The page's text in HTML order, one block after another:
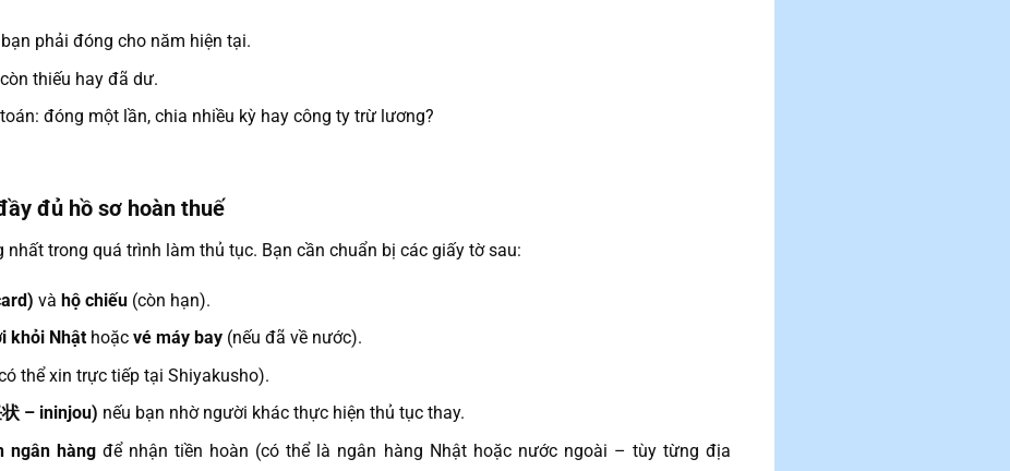
phải đóng cho năm hiện tại.
thiếu hay đã dư.
đóng một lần, chia nhiều kỳ hay công ty trừ lương?
đủ hồ sơ hoàn thuế
trong quá trình làm thủ tục. Bạn cần chuẩn bị các giấy tờ sau:
và hộ chiếu(còn hạn).
khỏi Nhậthoặc vé máy bay(nếu đã về nước).
thể xin trực tiếp tại Shiyakusho).
– ininjou) nếu bạn nhờ người khác thực hiện thủ tục thay.
ngân hàng để nhận tiền hoàn (có thể là ngân hàng Nhật hoặc nước ngoài – tùy từng địa